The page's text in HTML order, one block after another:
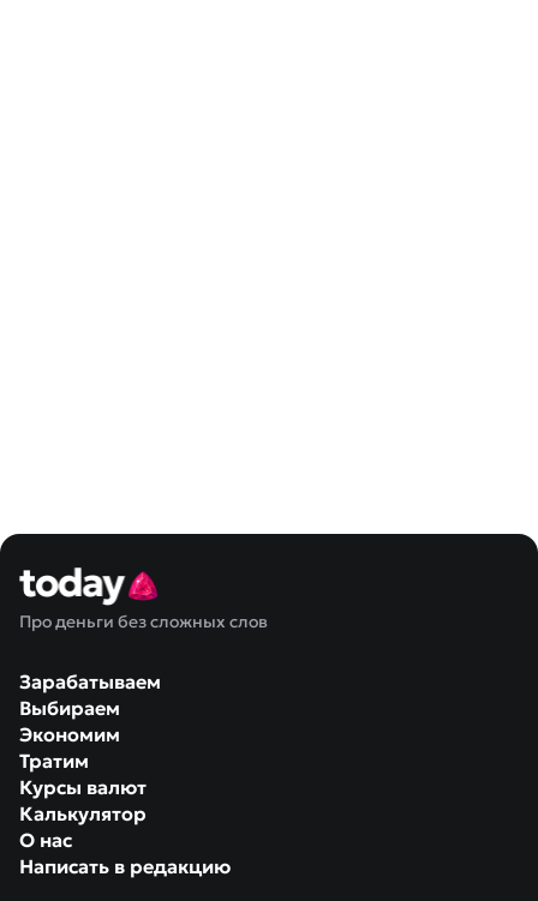
Про деньги без сложных слов
Зарабатываем
Выбираем
Экономим
Тратим
Курсы валют
Калькулятор
О нас
Написать в редакцию